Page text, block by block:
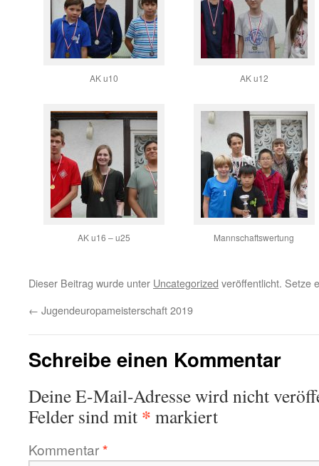
AK u10 AK u12
AK u16 – u25 Mannschaftswertung
Dieser Beitrag wurde unter Uncategorized veröffentlicht. Setze
← Jugendeuropameisterschaft 2019
Schreibe einen Kommentar
Deine E-Mail-Adresse wird nicht
Felder sind mit * markiert
Kommentar*